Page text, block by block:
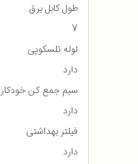
طول کابل برق
7
لوله تلسکوپی
دارد
سیم جمع کن خودکار
دارد
فیلتر بهداشتی
دارد